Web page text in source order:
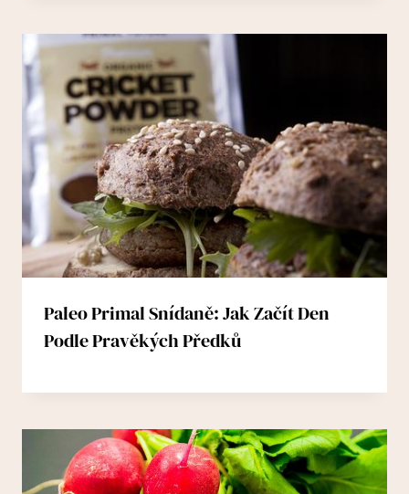
Paleo Primal Snídaně: Jak Začít Den
Podle Pravěkých Předků